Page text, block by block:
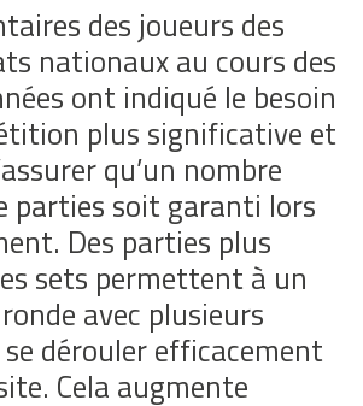
des joueurs des
nationaux au cours des
ont indiqué le besoin
plus significative et
qu’un nombre
parties soit garanti lors
Des parties plus
sets permettent à un
avec plusieurs
dérouler efficacement
Cela augmente